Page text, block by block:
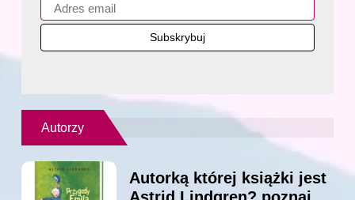
Autorzy
Autorką której książki jest